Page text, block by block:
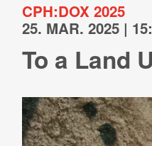
CPH:DOX 2025
25. MAR. 2025 |
To a Land